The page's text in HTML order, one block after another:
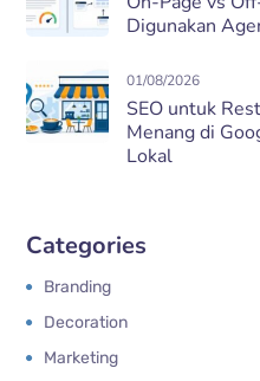
Digunakan
01/08/2026
SEO untuk
Menang di
Lokal
Categories
Branding
Decoration
Marketing